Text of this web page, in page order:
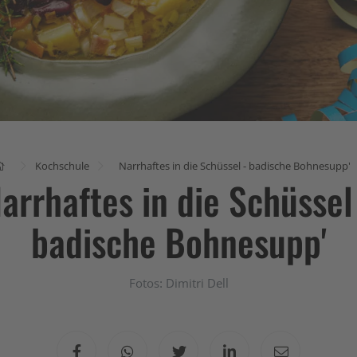
Kochschule Narrhaftes in die Schüssel - badische Bohnesupp'
in die
badische Bohnesupp'
Fotos: Dimitri Dell